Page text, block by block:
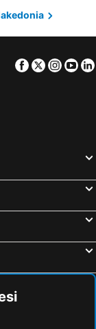
bed and breakfasts
Facebook
Twitter